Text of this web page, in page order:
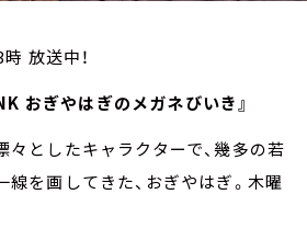
放送中！
おぎやはぎのメガネびいき』
としたキャラクターで、幾多の若
を画してきた、おぎやはぎ。木曜